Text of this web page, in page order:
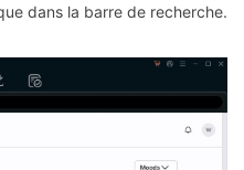
dans la barre de recherche.